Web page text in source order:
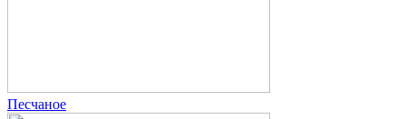
Песчаное